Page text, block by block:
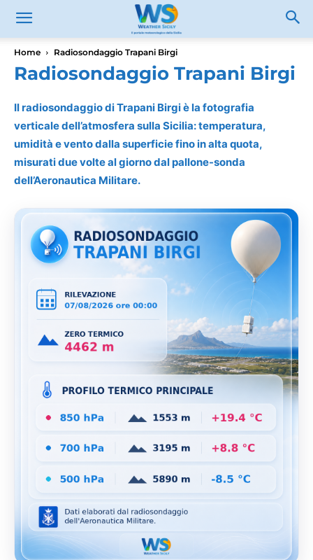
Home Radiosondaggio Trapani Birgi
Radiosondaggio Trapani Birgi
Il radiosondaggio di Trapani Birgi è la fotografia
verticale dell’atmosfera sulla Sicilia: temperatura,
umidità e vento dalla superficie fino in alta quota,
misurati due volte al giorno dal pallone-sonda
dell’Aeronautica Militare.